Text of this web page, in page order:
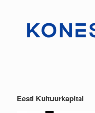
Eesti Kultuurkapital